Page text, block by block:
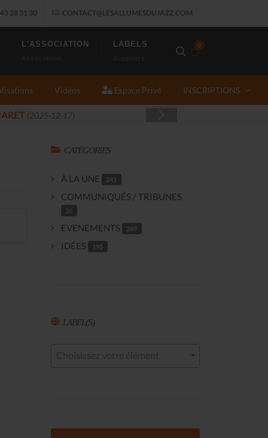
28 31 30 CONTACT@LESALLUMESDUJAZZ.COM
0
L'ASSOCIATION LABELS
Vidéos Espace Privé INSCRIPTIONS
CATÉGORIES
À LA UNE 241
COMMUNIQUÉS / TRIBUNES
26
EVENEMENTS 269
IDÉES 195
LABEL(S)